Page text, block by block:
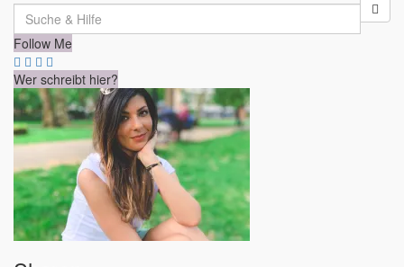
Follow Me
Wer schreibt hier?